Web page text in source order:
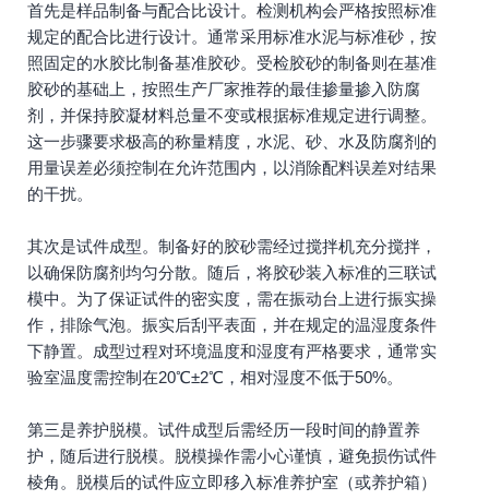
首先是样品制备与配合比设计。检测机构会严格按照标准
规定的配合比进行设计。通常采用标准水泥与标准砂，按
照固定的水胶比制备基准胶砂。受检胶砂的制备则在基准
胶砂的基础上，按照生产厂家推荐的最佳掺量掺入防腐
剂，并保持胶凝材料总量不变或根据标准规定进行调整。
这一步骤要求极高的称量精度，水泥、砂、水及防腐剂的
用量误差必须控制在允许范围内，以消除配料误差对结果
的干扰。
其次是试件成型。制备好的胶砂需经过搅拌机充分搅拌，
以确保防腐剂均匀分散。随后，将胶砂装入标准的三联试
模中。为了保证试件的密实度，需在振动台上进行振实操
作，排除气泡。振实后刮平表面，并在规定的温湿度条件
下静置。成型过程对环境温度和湿度有严格要求，通常实
验室温度需控制在20℃±2℃，相对湿度不低于50%。
第三是养护脱模。试件成型后需经历一段时间的静置养
护，随后进行脱模。脱模操作需小心谨慎，避免损伤试件
棱角。脱模后的试件应立即移入标准养护室（或养护箱）